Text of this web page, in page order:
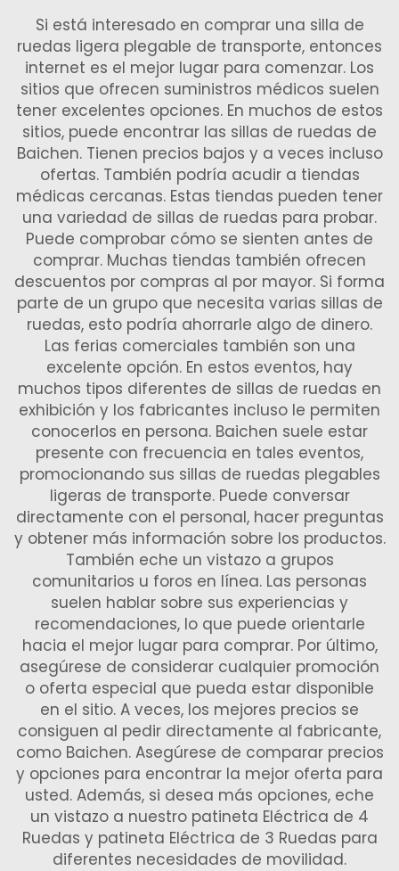
Si está interesado en comprar una silla de
ruedas ligera plegable de transporte, entonces
internet es el mejor lugar para comenzar. Los
sitios que ofrecen suministros médicos suelen
tener excelentes opciones. En muchos de estos
sitios, puede encontrar las sillas de ruedas de
Baichen. Tienen precios bajos y a veces incluso
ofertas. También podría acudir a tiendas
médicas cercanas. Estas tiendas pueden tener
una variedad de sillas de ruedas para probar.
Puede comprobar cómo se sienten antes de
comprar. Muchas tiendas también ofrecen
descuentos por compras al por mayor. Si forma
parte de un grupo que necesita varias sillas de
ruedas, esto podría ahorrarle algo de dinero.
Las ferias comerciales también son una
excelente opción. En estos eventos, hay
muchos tipos diferentes de sillas de ruedas en
exhibición y los fabricantes incluso le permiten
conocerlos en persona. Baichen suele estar
presente con frecuencia en tales eventos,
promocionando sus sillas de ruedas plegables
ligeras de transporte. Puede conversar
directamente con el personal, hacer preguntas
y obtener más información sobre los productos.
También eche un vistazo a grupos
comunitarios u foros en línea. Las personas
suelen hablar sobre sus experiencias y
recomendaciones, lo que puede orientarle
hacia el mejor lugar para comprar. Por último,
asegúrese de considerar cualquier promoción
o oferta especial que pueda estar disponible
en el sitio. A veces, los mejores precios se
consiguen al pedir directamente al fabricante,
como Baichen. Asegúrese de comparar precios
y opciones para encontrar la mejor oferta para
usted. Además, si desea más opciones, eche
un vistazo a nuestro patineta Eléctrica de 4
Ruedas y patineta Eléctrica de 3 Ruedas para
diferentes necesidades de movilidad.